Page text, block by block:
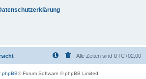
Alle Zeiten sind UTC+02:00
phpBB® Forum Software © phpBB Limited